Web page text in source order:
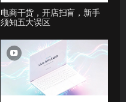
电商干货，开店扫盲，新手
须知五大误区